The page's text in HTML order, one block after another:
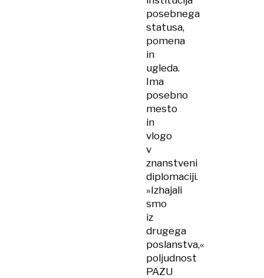
posebnega
statusa,
pomena
in
ugleda.
Ima
posebno
mesto
in
vlogo
v
znanstveni
diplomaciji.
»Izhajali
smo
iz
drugega
poslanstva,«
poljudnost
PAZU